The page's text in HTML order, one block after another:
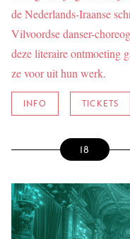
de Nederlands-Iraanse
Vilvoordse danser-
deze literaire ontmoeting
ze voor uit hun werk.
INFO TICKETS
18